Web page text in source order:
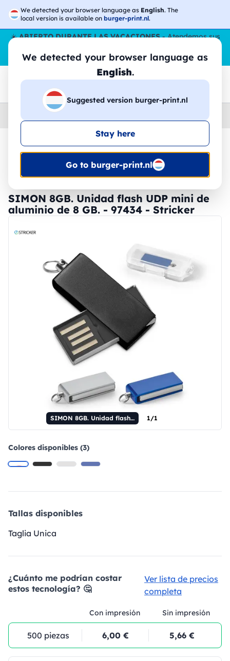
We detected your browser language as English. The
local version is available on burger-print.nl.
We detected your browser language as
English.
Suggested version burger-print.nl
Stay here
Go to burger-print.nl
☀️ABIERTO DURANTE LAS VACACIONES- Atendemos sus
pedidos durante todo el verano, incluso en agosto.
Sin parar
😎🌴
Home
🔥 -30% de impresión DTF
SIMON 8GB. Unidad flash UDP mini de
aluminio de 8 GB. - 97434 - Stricker
SIMON 8GB. Unidad flash UDP mini de aluminio de 8 GB. 1/1
Colores disponibles (3)
Tallas disponibles
Taglia Unica
¿Cuánto me podrían costar
estos tecnología? 🤔
Ver lista de precios
completa
Con impresión Sin impresión
500 piezas 6,00 € 5,66 €